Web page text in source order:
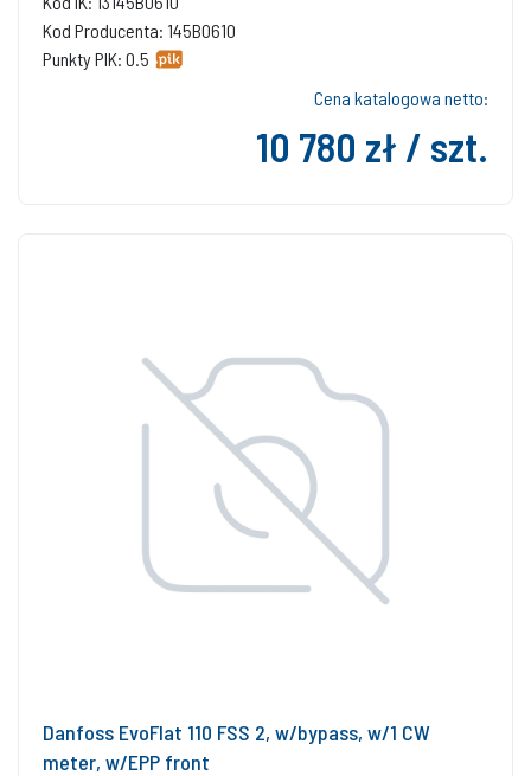
Kod Producenta: 145B0610
Punkty PIK: 0.5
Cena katalogowa netto:
10 780 zł / szt.
Danfoss EvoFlat 110 FSS 2, w/bypass, w/1 CW
meter, w/EPP front